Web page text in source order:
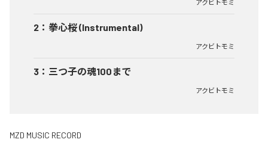
アクビトモミ
2 ： 拳心桜 (Instrumental)
アクビトモミ
3 ： 三つ子の魂100まで
アクビトモミ
MZD MUSIC RECORD